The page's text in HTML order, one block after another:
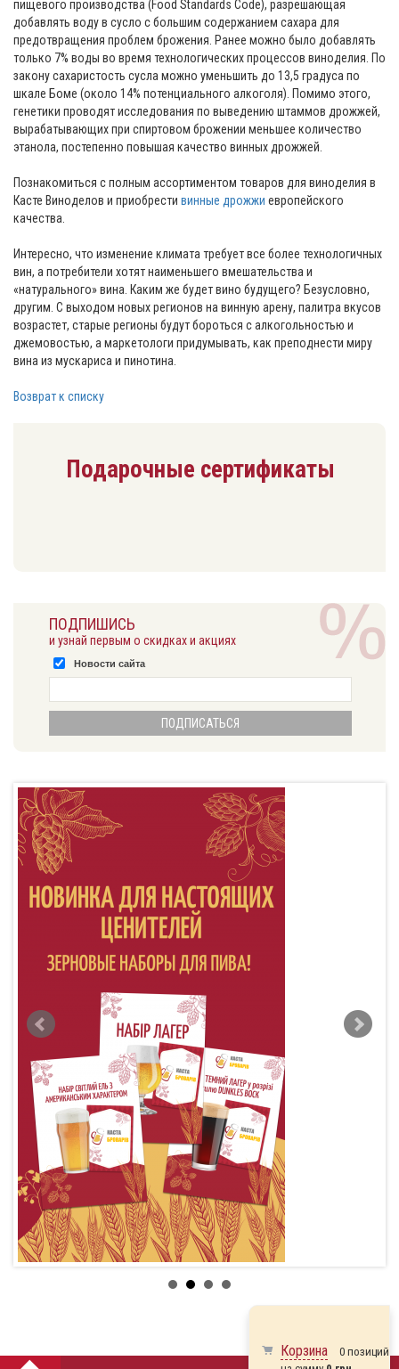
пищевого производства (Food Standards Code), разрешающая
добавлять воду в сусло с большим содержанием сахара для
предотвращения проблем брожения. Ранее можно было добавлять
только 7% воды во время технологических процессов виноделия. По
закону сахаристость сусла можно уменьшить до 13,5 градуса по
шкале Боме (около 14% потенциального алкоголя). Помимо этого,
генетики проводят исследования по выведению штаммов дрожжей,
вырабатывающих при спиртовом брожении меньшее количество
этанола, постепенно повышая качество винных дрожжей.
Познакомиться с полным ассортиментом товаров для виноделия в
Касте Виноделов и приобрести винные дрожжи европейского
качества.
Интересно, что изменение климата требует все более технологичных
вин, а потребители хотят наименьшего вмешательства и
«натурального» вина. Каким же будет вино будущего? Безусловно,
другим. С выходом новых регионов на винную арену, палитра вкусов
возрастет, старые регионы будут бороться с алкогольностью и
джемовостью, а маркетологи придумывать, как преподнести миру
вина из мускариса и пинотина.
Возврат к списку
Подарочные сертификаты
ПОДПИШИСЬ
и узнай первым о скидках и акциях
Новости сайта
Корзина
0 позиций